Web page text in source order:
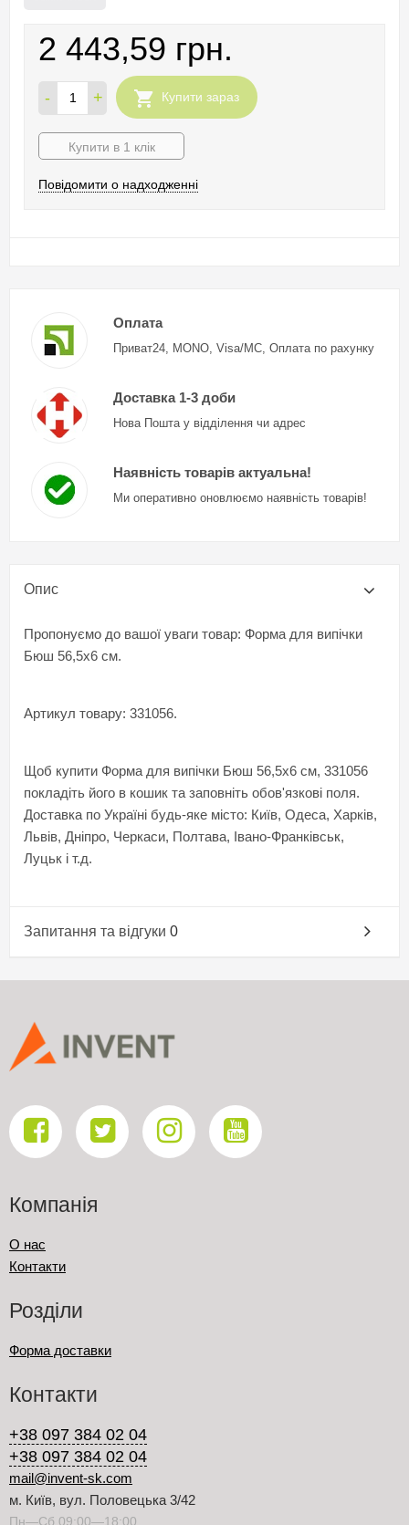
2 443,59 грн.
- + Купити зараз
Купити в 1 клік
Повідомити о надходженні
Оплата
Приват24, MONO, Visa/MC, Оплата по рахунку
Доставка 1-3 доби
Нова Пошта у відділення чи адрес
Наявність товарів актуальна!
Ми оперативно оновлюємо наявність товарів!
Опис
Пропонуємо до вашої уваги товар: Форма для випічки
Бюш 56,5x6 см.
Артикул товару: 331056.
Щоб купити Форма для випічки Бюш 56,5x6 см, 331056
покладіть його в кошик та заповніть обов'язкові поля.
Доставка по Україні будь-яке місто: Київ, Одеса, Харків,
Львів, Дніпро, Черкаси, Полтава, Івано-Франківськ,
Луцьк і т.д.
Запитання та відгуки 0
Компанія
О нас
Контакти
Розділи
Форма доставки
Контакти
+38 097 384 02 04
+38 097 384 02 04
mail@invent-sk.com
м. Київ, вул. Половецька 3/42
Пн—Сб 09:00—18:00